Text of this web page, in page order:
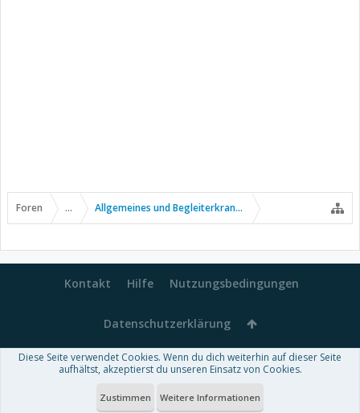
Foren ... Allgemeines und Begleiterkrankungen
Kontakt Hilfe Nutzungsbedingungen
Datenschutzerklärung
Forum software by XenForo™-Deutsch von xenDach
Theme designed byThemeHouse
Diese Seite verwendet Cookies. Wenn du dich weiterhin auf dieser Seite
aufhältst, akzeptierst du unseren Einsatz von Cookies.
Zustimmen Weitere Informationen